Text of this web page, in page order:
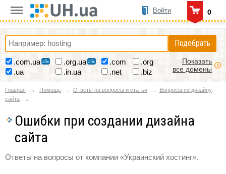
0
Войти
Подобрать
.com.ua .org.ua .com
.org
.ua
.in.ua .net .biz
Показать
все домены
Главная Помощь Ответы на вопросы и статьи
Вопросы по дизайну
сайта
Ошибки при создании дизайна
сайта
Ответы на вопросы от компании «Украинский хостинг».